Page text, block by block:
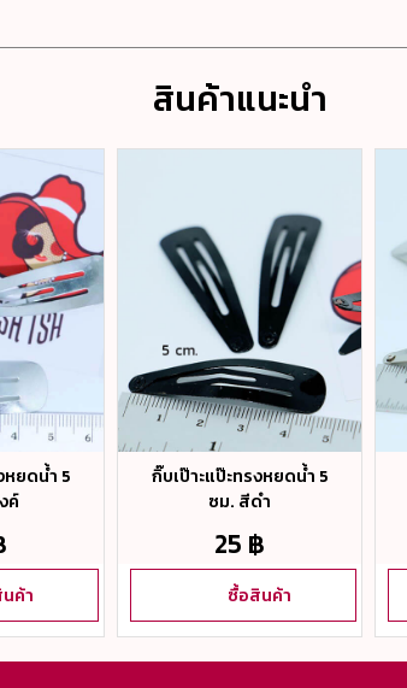
สินค้าแนะนำ
หยดน้ำ 5
ค์
ค้า
กิ๊บเป๊าะแป๊ะทรงหยดน้ำ 5
ซม. สีดำ
25 ฿
ซื้อสินค้า